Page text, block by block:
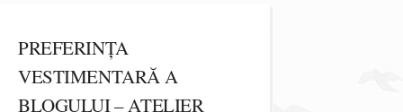
PREFERINȚA
VESTIMENTARĂ A
BLOGULUI – ATELIER